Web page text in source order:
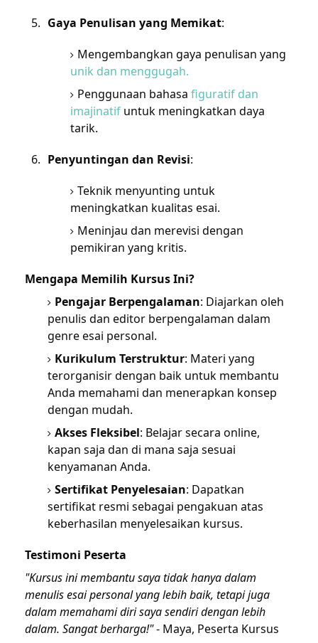
Gaya Penulisan yang Memikat:
Mengembangkan gaya penulisan yang
unik dan menggugah.
Penggunaan bahasa figuratif dan
imajinatif untuk meningkatkan daya
tarik.
Penyuntingan dan Revisi:
Teknik menyunting untuk
meningkatkan kualitas esai.
Meninjau dan merevisi dengan
pemikiran yang kritis.
Mengapa Memilih Kursus Ini?
Pengajar Berpengalaman: Diajarkan oleh
penulis dan editor berpengalaman dalam
genre esai personal.
Kurikulum Terstruktur: Materi yang
terorganisir dengan baik untuk membantu
Anda memahami dan menerapkan konsep
dengan mudah.
Akses Fleksibel: Belajar secara online,
kapan saja dan di mana saja sesuai
kenyamanan Anda.
Sertifikat Penyelesaian: Dapatkan
sertifikat resmi sebagai pengakuan atas
keberhasilan menyelesaikan kursus.
Testimoni Peserta
"Kursus ini membantu saya tidak hanya dalam
menulis esai personal yang lebih baik, tetapi juga
dalam memahami diri saya sendiri dengan lebih
dalam. Sangat berharga!"- Maya, Peserta Kursus